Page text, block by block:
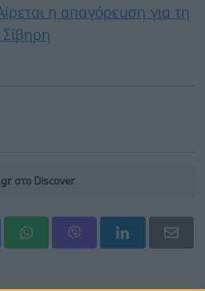
η απαγόρευση για τη
στο Discover